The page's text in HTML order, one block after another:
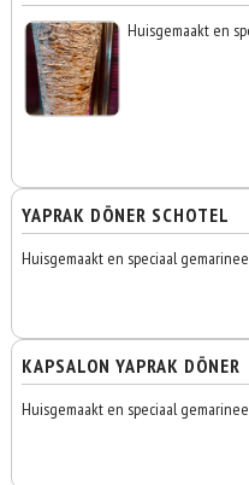
Huisgemaakt en
YAPRAK DÖNER SCHOTEL
Huisgemaakt en speciaal
KAPSALON YAPRAK DÖNER
Huisgemaakt en speciaal